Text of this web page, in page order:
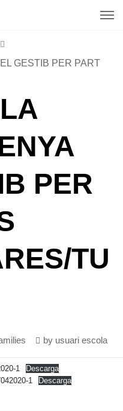
GESTIB PER PART
PER
TU
by usuari escola
1
Descarga
1
Descarga